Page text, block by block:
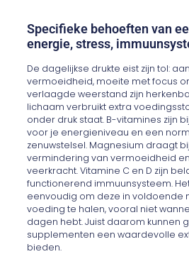
Specifieke behoeften van
energie, stress,
De dagelijkse drukte eist zijn tol:
vermoeidheid, moeite met focus
verlaagde weerstand zijn
lichaam verbruikt extra
onder druk staat. B-vitamines zijn
voor je energieniveau en een
zenuwstelsel. Magnesium draagt
vermindering van vermoeidheid
veerkracht. Vitamine C en D zijn
functionerend immuunsysteem.
eenvoudig om deze in voldoende
voeding te halen, vooral niet
dagen hebt. Juist daarom kunnen
supplementen een waardevolle
bieden.